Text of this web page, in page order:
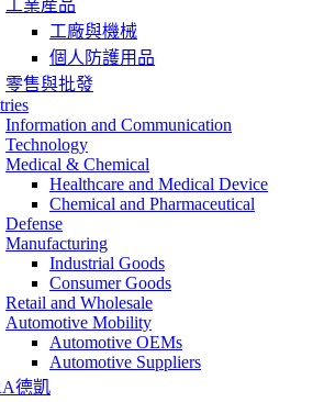
工業産品
工廠與機械
個人防護用品
零售與批發
Information and Communication
Technology
Medical & Chemical
Healthcare and Medical Device
Chemical and Pharmaceutical
Defense
Manufacturing
Industrial Goods
Consumer Goods
Retail and Wholesale
Automotive Mobility
Automotive OEMs
Automotive Suppliers
德凱